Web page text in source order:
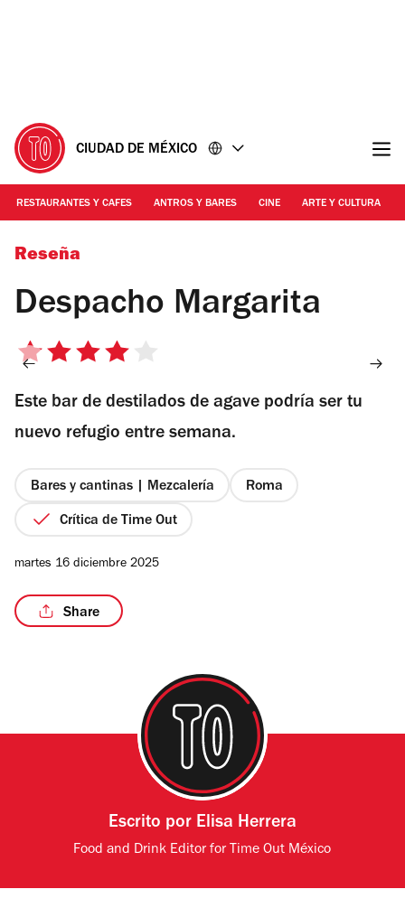
CIUDAD DE MÉXICO
RESTAURANTES Y CAFES ANTROS Y BARES CINE ARTE Y CULTURA
Foto: cortesía | Despacho Margarita
Reseña
Despacho Margarita
4
5
estrellas
Este bar de destilados de agave podría ser tu
nuevo refugio entre semana.
Bares y cantinas | Mezcalería Roma
Crítica de Time Out
martes 16 diciembre 2025
Share
Escrito por Elisa Herrera
Food and Drink Editor for Time Out México